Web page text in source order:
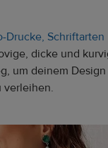
Drucke,
dicke und
um deinem
verleihen.